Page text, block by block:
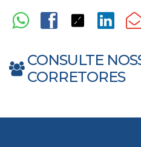
CONSULTE
CORRETORES